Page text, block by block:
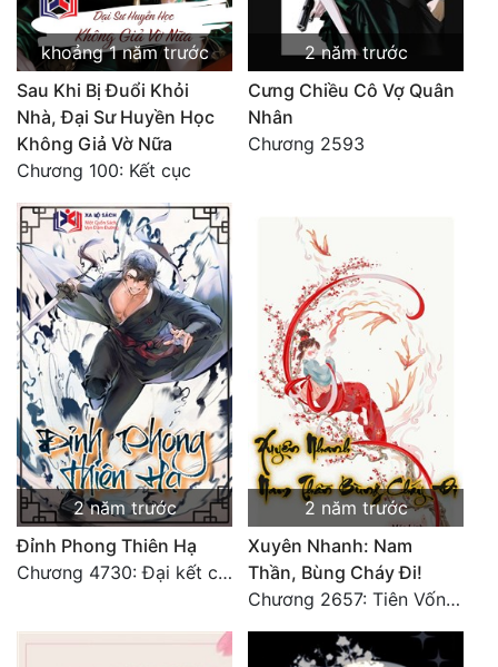
khoảng 1 năm trước
Sau Khi Bị Đuổi Khỏi
Nhà, Đại Sư Huyền Học
Không Giả Vờ Nữa
Chương 100: Kết cục
2 năm trước
Cưng Chiều Cô Vợ Quân
Nhân
Chương 2593
2 năm trước
Đỉnh Phong Thiên Hạ
Chương 4730: Đại kết cục
2 năm trước
Xuyên Nhanh: Nam
Thần, Bùng Cháy Đi!
Chương 2657: Tiên Vốn Vô Lương (15). HẾT.